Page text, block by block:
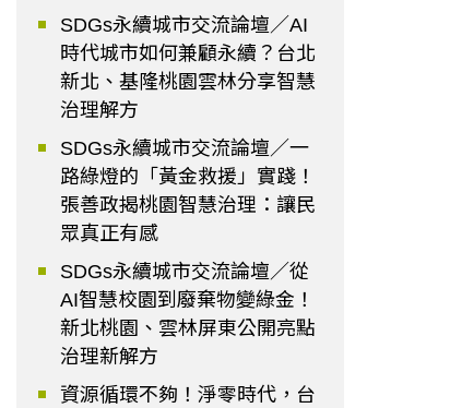
SDGs永續城市交流論壇／AI
時代城市如何兼顧永續？台北
新北、基隆桃園雲林分享智慧
治理解方
SDGs永續城市交流論壇／一
路綠燈的「黃金救援」實踐！
張善政揭桃園智慧治理：讓民
眾真正有感
SDGs永續城市交流論壇／從
AI智慧校園到廢棄物變綠金！
新北桃園、雲林屏東公開亮點
治理新解方
資源循環不夠！淨零時代，台